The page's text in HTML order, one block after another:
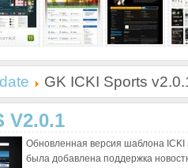
GK ICKI Sports
V2.0.1
Обновленная версия шаблона ICKI
была добавлена поддержка